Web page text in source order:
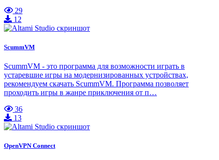
29
12
ScummVM
ScummVM - это программа для возможности играть в
устаревшие игры на модернизированных устройствах,
рекомендуем скачать ScummVM. Программа позволяет
проходить игры в жанре приключения от п…
36
13
OpenVPN Connect